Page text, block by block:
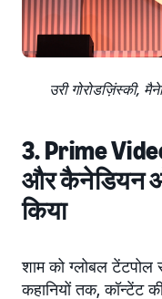
उरी गोरोडज़िंस्की,
3. Prime
और कैनेडियन
किया
शाम को ग्लोबल
कहानियों तक, कॉन्टेंट